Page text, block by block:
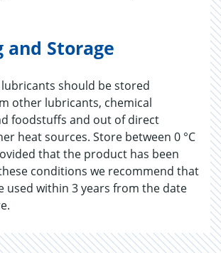
and Storage
should be stored
other lubricants, chemical
foodstuffs and out of direct
heat sources. Store between 0 °C
that the product has been
conditions we recommend that
used within 3 years from the date